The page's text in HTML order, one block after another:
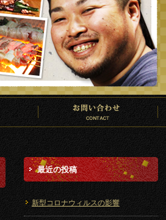
最近の投稿
新型コロナウィルスの影響